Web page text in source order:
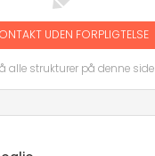
UDEN FORPLIGTELSE
alle strukturer på denne